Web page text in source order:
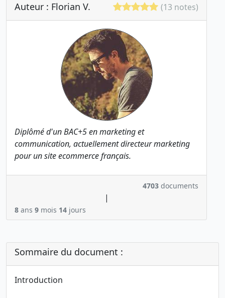
Auteur : Florian V. (13 notes)
Diplômé d'un BAC+5 en marketing et
communication, actuellement directeur marketing
pour un site ecommerce français.
4703 documents
|
8 ans 9 mois 14 jours
Sommaire du document :
Introduction